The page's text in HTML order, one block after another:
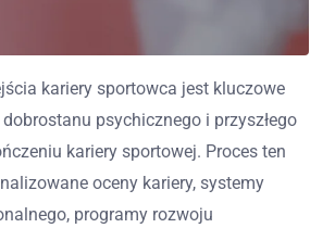
kariery sportowca jest kluczowe
psychicznego i przyszłego
kariery sportowej. Proces ten
oceny kariery, systemy
programy rozwoju